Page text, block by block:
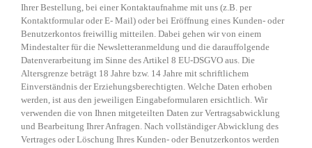
Ihrer Bestellung, bei einer Kontaktaufnahme mit uns (z.B. per
Kontaktformular oder E- Mail) oder bei Eröffnung eines Kunden- oder
Benutzerkontos freiwillig mitteilen. Dabei gehen wir von einem
Mindestalter für die Newsletteranmeldung und die darauffolgende
Datenverarbeitung im Sinne des Artikel 8 EU-DSGVO aus. Die
Altersgrenze beträgt 18 Jahre bzw. 14 Jahre mit schriftlichem
Einverständnis der Erziehungsberechtigten. Welche Daten erhoben
werden, ist aus den jeweiligen Eingabeformularen ersichtlich. Wir
verwenden die von Ihnen mitgeteilten Daten zur Vertragsabwicklung
und Bearbeitung Ihrer Anfragen. Nach vollständiger Abwicklung des
Vertrages oder Löschung Ihres Kunden- oder Benutzerkontos werden